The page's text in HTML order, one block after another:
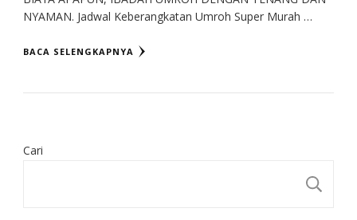
NYAMAN. Jadwal Keberangkatan Umroh Super Murah …
BACA SELENGKAPNYA
Cari